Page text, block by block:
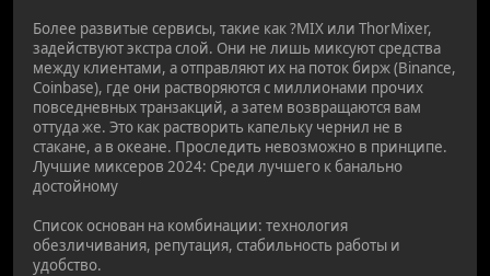
Более развитые сервисы, такие как ?MIX или ThorMixer,
задействуют экстра слой. Они не лишь миксуют средства
между клиентами, а отправляют их на поток бирж (Binance,
Coinbase), где они растворяются с миллионами прочих
повседневных транзакций, а затем возвращаются вам
оттуда же. Это как растворить капельку чернил не в
стакане, а в океане. Проследить невозможно в принципе.
Лучшие миксеров 2024: Среди лучшего к банально
достойному
Список основан на комбинации: технология
обезличивания, репутация, стабильность работы и
удобство.